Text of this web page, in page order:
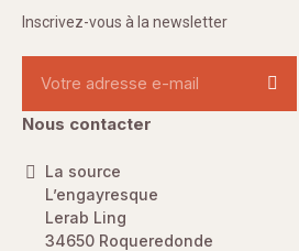
Inscrivez-vous à la newsletter
Nous contacter
La source
L’engayresque
Lerab Ling
34650 Roqueredonde